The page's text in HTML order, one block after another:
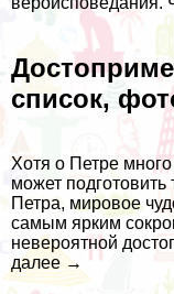
список,
Хотя о Петре
может подготовить
Петра, мировое
самым ярким
невероятной
далее →